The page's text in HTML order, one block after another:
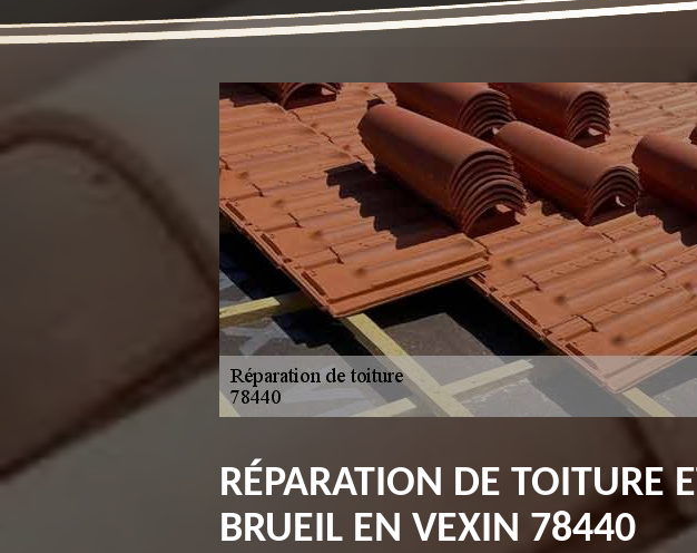
RÉPARATION DE TOITURE
BRUEIL EN VEXIN 78440